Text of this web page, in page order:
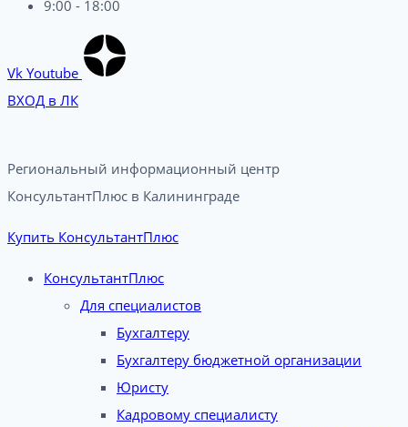
9:00 - 18:00
Vk Youtube
ВХОД в ЛК
Региональный информационный центр
КонсультантПлюс в Калининграде​
Купить КонсультантПлюс
КонсультантПлюс
Для специалистов
Бухгалтеру
Бухгалтеру бюджетной организации
Юристу
Кадровому специалисту